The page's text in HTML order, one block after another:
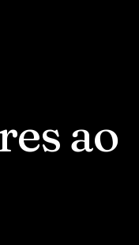
ao